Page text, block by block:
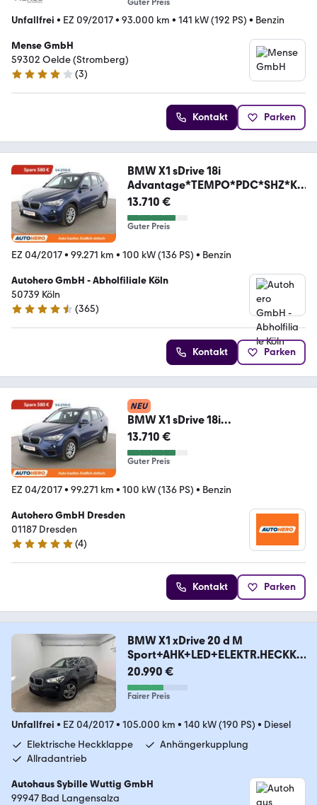
Guter Preis
Unfallfrei • EZ 09/2017• 93.000 km • 141 kW (192 PS) • Benzin
Mense GmbH
59302 Oelde (Stromberg)
4.1 Sterne
(3)
Kontakt Parken
BMW X1 sDrive 18i
Advantage*TEMPO*PDC*SHZ*KL
IMA*
13.710 €
Guter Preis
EZ 04/2017• 99.271 km • 100 kW (136 PS) • Benzin
Autohero GmbH - Abholfiliale Köln
50739 Köln
4.6 Sterne
(365)
Kontakt Parken
NEU
BMW X1 sDrive 18i
Advantage*TEMPO*PDC*SHZ*KL
IMA*
13.710 €
Guter Preis
EZ 04/2017• 99.271 km • 100 kW (136 PS) • Benzin
Autohero GmbH Dresden
01187 Dresden
5 Sterne
(4)
Kontakt Parken
BMW X1 xDrive 20 d M
Sport+AHK+LED+ELEKTR.HECKK.+
AAC
20.990 €
Fairer Preis
Unfallfrei • EZ 04/2017• 105.000 km • 140 kW (190 PS) • Diesel
Elektrische Heckklappe
Anhängerkupplung
Allradantrieb
Autohaus Sybille Wuttig GmbH
99947 Bad Langensalza